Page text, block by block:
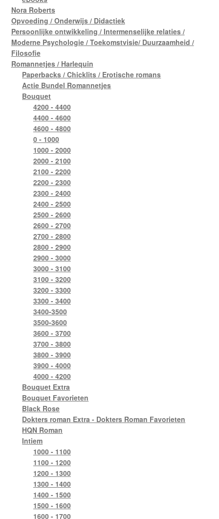
Nora Roberts
Opvoeding / Onderwijs / Didactiek
Persoonlijke ontwikkeling / Intermenselijke relaties /
Moderne Psychologie / Toekomstvisie/ Duurzaamheid /
Filosofie
Romannetjes / Harlequin
Paperbacks / Chicklits / Erotische romans
Actie Bundel Romannetjes
Bouquet
4200 - 4400
4400 - 4600
4600 - 4800
0 - 1000
1000 - 2000
2000 - 2100
2100 - 2200
2200 - 2300
2300 - 2400
2400 - 2500
2500 - 2600
2600 - 2700
2700 - 2800
2800 - 2900
2900 - 3000
3000 - 3100
3100 - 3200
3200 - 3300
3300 - 3400
3400-3500
3500-3600
3600 - 3700
3700 - 3800
3800 - 3900
3900 - 4000
4000 - 4200
Bouquet Extra
Bouquet Favorieten
Black Rose
Dokters roman Extra - Dokters Roman Favorieten
HQN Roman
Intiem
1000 - 1100
1100 - 1200
1200 - 1300
1300 - 1400
1400 - 1500
1500 - 1600
1600 - 1700